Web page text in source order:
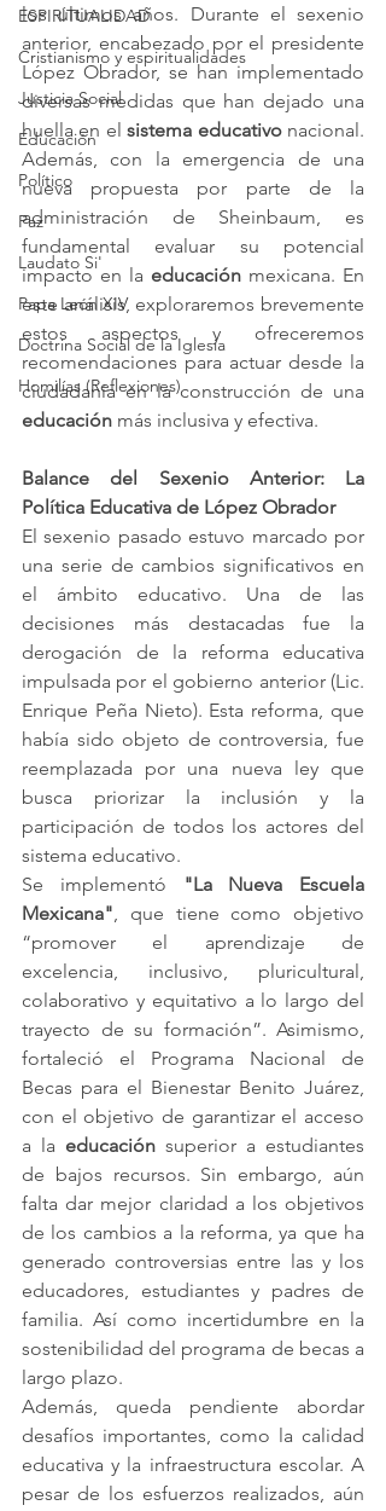
ESPIRITUALIDAD
Cristianismo y espiritualidades
Justicia Social
Educación
Político
Paz
Laudato Si'
Papa León XIV
Doctrina Social de la Iglesia
Homilías (Reflexiones)
los últimos años. Durante el sexenio
anterior, encabezado por el presidente
López Obrador, se han implementado
diversas medidas que han dejado una
huella en el sistema educativo nacional.
Además, con la emergencia de una
nueva propuesta por parte de la
administración de Sheinbaum, es
fundamental evaluar su potencial
impacto en la educación mexicana. En
este análisis, exploraremos brevemente
estos aspectos y ofreceremos
recomendaciones para actuar desde la
educación más inclusiva y efectiva.
Balance del Sexenio Anterior: La
Política Educativa de López Obrador
El sexenio pasado estuvo marcado por
una serie de cambios significativos en
el ámbito educativo. Una de las
decisiones más destacadas fue la
derogación de la reforma educativa
impulsada por el gobierno anterior (Lic.
Enrique Peña Nieto). Esta reforma, que
había sido objeto de controversia, fue
reemplazada por una nueva ley que
busca priorizar la inclusión y la
participación de todos los actores del
sistema educativo.
Se implementó
"La Nueva Escuela
Mexicana" , que tiene como objetivo
“promover el aprendizaje de
excelencia, inclusivo, pluricultural,
colaborativo y equitativo a lo largo del
trayecto de su formación”. Asimismo,
fortaleció el Programa Nacional de
Becas para el Bienestar Benito Juárez,
con el objetivo de garantizar el acceso
a la educación superior a estudiantes
de bajos recursos. Sin embargo, aún
falta dar mejor claridad a los objetivos
de los cambios a la reforma, ya que ha
generado controversias entre las y los
educadores, estudiantes y padres de
familia. Así como incertidumbre en la
sostenibilidad del programa de becas a
largo plazo.
Además, queda pendiente abordar
desafíos importantes, como la calidad
educativa y la infraestructura escolar. A
pesar de los esfuerzos realizados, aún